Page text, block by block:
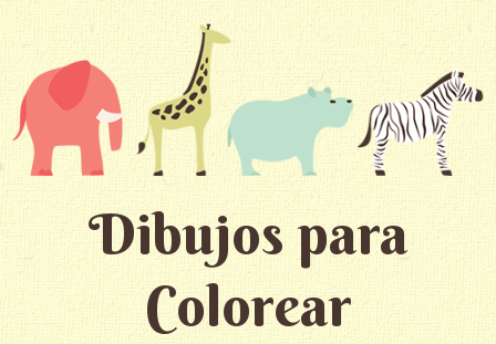
Dibujos para
Colorear